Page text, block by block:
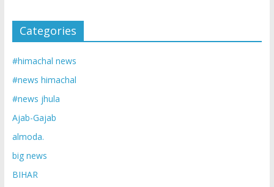
Categories
#himachal news
#news himachal
#news jhula
Ajab-Gajab
almoda.
big news
BIHAR